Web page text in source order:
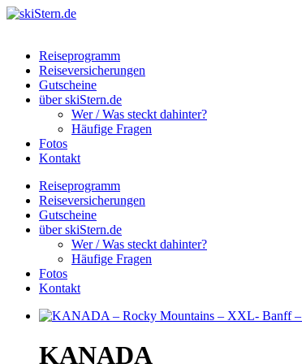
Reiseprogramm
Reiseversicherungen
Gutscheine
über skiStern.de
Wer / Was steckt dahinter?
Häufige Fragen
Fotos
Kontakt
Reiseprogramm
Reiseversicherungen
Gutscheine
über skiStern.de
Wer / Was steckt dahinter?
Häufige Fragen
Fotos
Kontakt
KANADA